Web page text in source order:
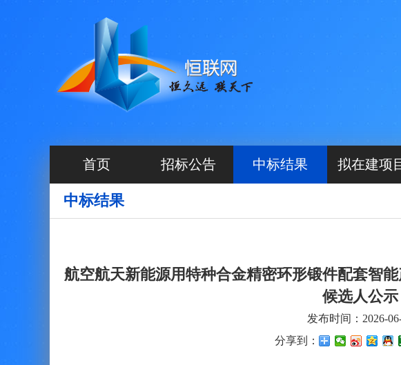
首页 招标公告 中标结果 拟在建项
中标结果
航空航天新能源用特种合金精密环形锻件配套智
候选人公示
发布时间：2026-
分享到：